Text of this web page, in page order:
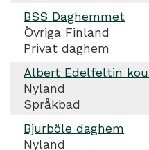
BSS Daghemmet
Övriga Finland
Privat daghem
Albert Edelfeltin
Nyland
Språkbad
Bjurböle daghem
Nyland